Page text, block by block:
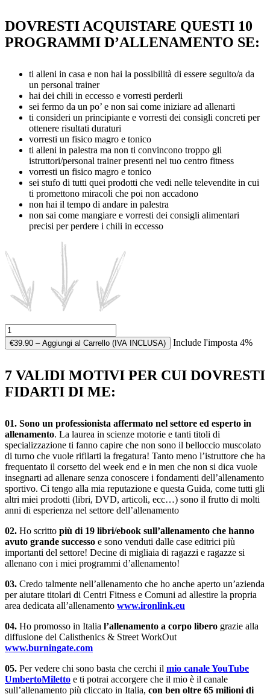
DOVRESTI ACQUISTARE QUESTI 10
PROGRAMMI D’ALLENAMENTO SE:
ti alleni in casa e non hai la possibilità di essere seguito/a da
un personal trainer
hai dei chili in eccesso e vorresti perderli
sei fermo da un po’ e non sai come iniziare ad allenarti
ti consideri un principiante e vorresti dei consigli concreti per
ottenere risultati duraturi
vorresti un fisico magro e tonico
ti alleni in palestra ma non ti convincono troppo gli
istruttori/personal trainer presenti nel tuo centro fitness
vorresti un fisico magro e tonico
sei stufo di tutti quei prodotti che vedi nelle televendite in cui
ti promettono miracoli che poi non accadono
non hai il tempo di andare in palestra
non sai come mangiare e vorresti dei consigli alimentari
precisi per perdere i chili in eccesso
€39.90 – Aggiungi al Carrello (IVA INCLUSA) Include l'imposta 4%
7 VALIDI MOTIVI PER CUI DOVRESTI
FIDARTI DI ME:
01. Sono un professionista affermato nel settore ed esperto in
allenamento. La laurea in scienze motorie e tanti titoli di
specializzazione ti fanno capire che non sono il belloccio muscolato
di turno che vuole rifilarti la fregatura! Tanto meno l’istruttore che ha
frequentato il corsetto del week end e in men che non si dica vuole
insegnarti ad allenare senza conoscere i fondamenti dell’allenamento
sportivo. Ci tengo alla mia reputazione e questa Guida, come tutti gli
altri miei prodotti (libri, DVD, articoli, ecc…) sono il frutto di molti
anni di esperienza nel settore dell’allenamento
02. Ho scritto più di 19 libri/ebook sull’allenamento che hanno
avuto grande successo e sono venduti dalle case editrici più
importanti del settore! Decine di migliaia di ragazzi e ragazze si
allenano con i miei programmi d’allenamento!
03. Credo talmente nell’allenamento che ho anche aperto un’azienda
per aiutare titolari di Centri Fitness e Comuni ad allestire la propria
area dedicata all’allenamento www.ironlink.eu
04. Ho promosso in Italia l’allenamento a corpo libero grazie alla
diffusione del Calisthenics & Street WorkOut
www.burningate.com
05. Per vedere chi sono basta che cerchi il mio canale YouTube
UmbertoMiletto e ti potrai accorgere che il mio è il canale
sull’allenamento più cliccato in Italia, con ben oltre 65 milioni di